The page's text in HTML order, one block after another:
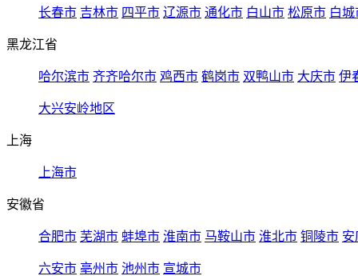
长春市 吉林市 四平市 辽源市 通化市 白山市 松原市 白城
黑龙江省
哈尔滨市 齐齐哈尔市 鸡西市 鹤岗市 双鸭山市 大庆市 伊
大兴安岭地区
上海
上海市
安徽省
合肥市 芜湖市 蚌埠市 淮南市 马鞍山市 淮北市 铜陵市 安
六安市 亳州市 池州市 宣城市